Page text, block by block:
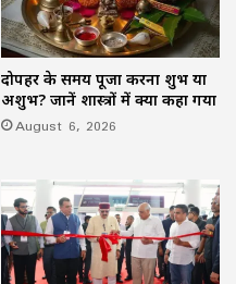
दोपहर के समय पूजा करना शुभ या
अशुभ? जानें शास्त्रों में क्या कहा गया
August 6, 2026